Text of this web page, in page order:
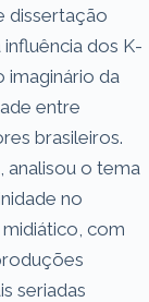
dissertação
influência dos K-
imaginário da
entre
brasileiros.
analisou o tema
no
com
seriadas